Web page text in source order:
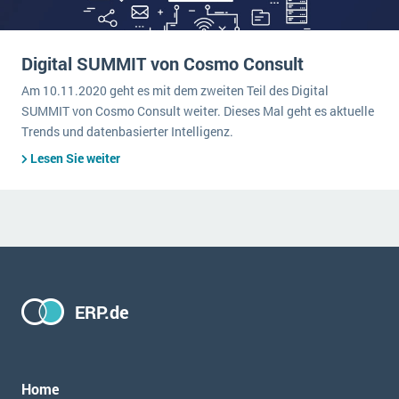
Digital SUMMIT von Cosmo Consult
Am 10.11.2020 geht es mit dem zweiten Teil des Digital
SUMMIT von Cosmo Consult weiter. Dieses Mal geht es aktuelle
Trends und datenbasierter Intelligenz.
Lesen Sie weiter
ERP.de
Home